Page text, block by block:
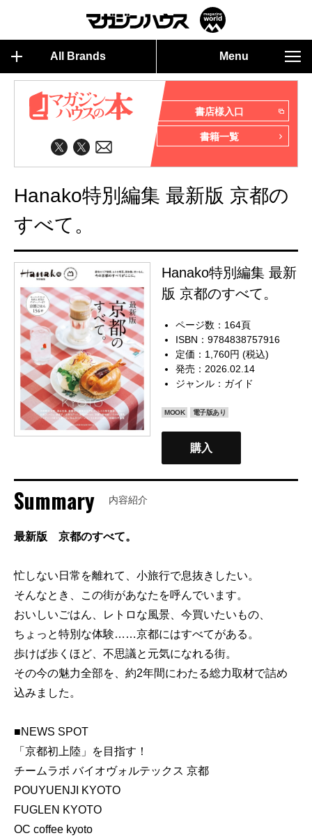
All Brands Menu
書店様入口
書籍一覧
Hanako特別編集 最新版 京都の
すべて。
Hanako特別編集 最新
版 京都のすべて。
ページ数：164頁
ISBN：9784838757916
定価：1,760円 (税込)
発売：2026.02.14
ジャンル： ガイド
MOOK 電子版あり
購入
Summary 内容紹介
最新版 京都のすべて。
忙しない日常を離れて、小旅行で息抜きしたい。
そんなとき、この街があなたを呼んでいます。
おいしいごはん、レトロな風景、今買いたいもの、
ちょっと特別な体験……京都にはすべてがある。
歩けば歩くほど、不思議と元気になれる街。
その今の魅力全部を、約2年間にわたる総力取材で詰め
込みました。
■NEWS SPOT
「京都初上陸」を目指す！
チームラボ バイオヴォルテックス 京都
POUYUENJI KYOTO
FUGLEN KYOTO
OC coffee kyoto